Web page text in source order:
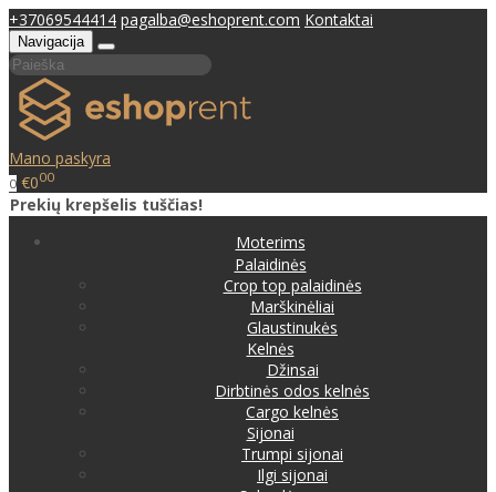
+37069544414 pagalba@eshoprent.com Kontaktai
Navigacija
Mano paskyra
0 €000
Prekių krepšelis tuščias!
Moterims
Palaidinės
Crop top palaidinės
Marškinėliai
Glaustinukės
Kelnės
Džinsai
Dirbtinės odos kelnės
Cargo kelnės
Sijonai
Trumpi sijonai
Ilgi sijonai